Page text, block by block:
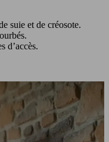
suie et de créosote.
d’accès.